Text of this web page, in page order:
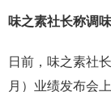
味之素社长称调
日前，味之素社
月）业绩发布会